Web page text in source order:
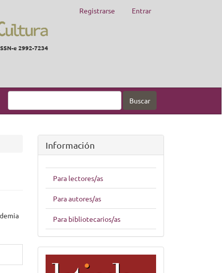
Registrarse Entrar
e 2992-7234
Buscar
Información
Para lectores/as
Para autores/as
Para bibliotecarios/as
indices